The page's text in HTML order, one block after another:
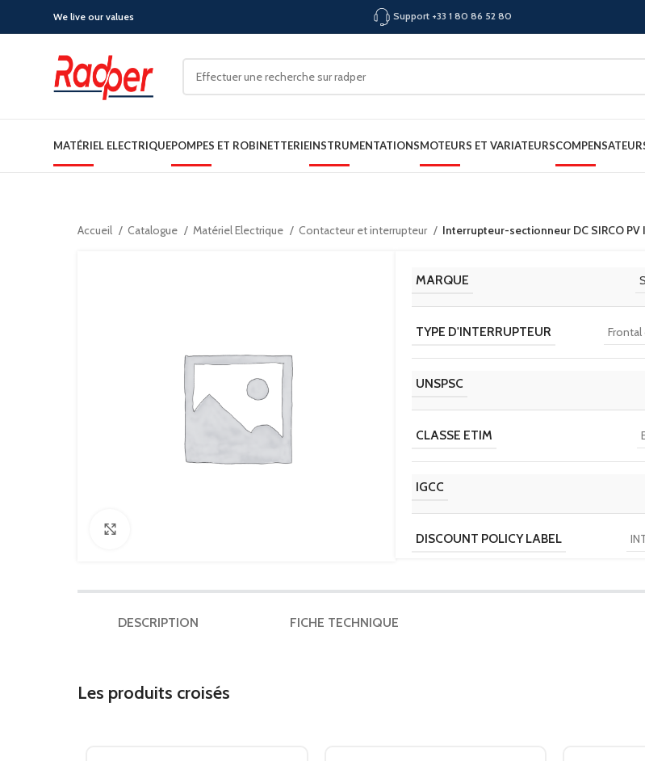
We live our values Support +33 1 80 86 52 80
MATÉRIEL ELECTRIQUEPOMPES ET ROBINETTERIEINSTRUMENTATIONSMOTEURS ET VARIATEURS
Accueil Catalogue Matériel Electrique Contacteur et interrupteur Interrupteur-sectionneur DC SIRCO PV
MARQUE
TYPE D'INTERRUPTEUR
UNSPSC
CLASSE ETIM
IGCC
DISCOUNT POLICY LABEL
PAYS D'ORIGINE
DESCRIPTION FICHE TECHNIQUE
Les produits croisés